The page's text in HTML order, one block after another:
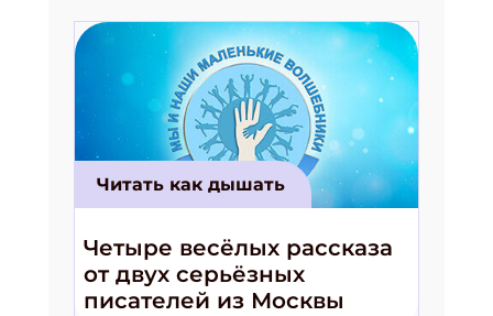
Читать как дышать
Четыре весёлых рассказа
от двух серьёзных
писателей из Москвы